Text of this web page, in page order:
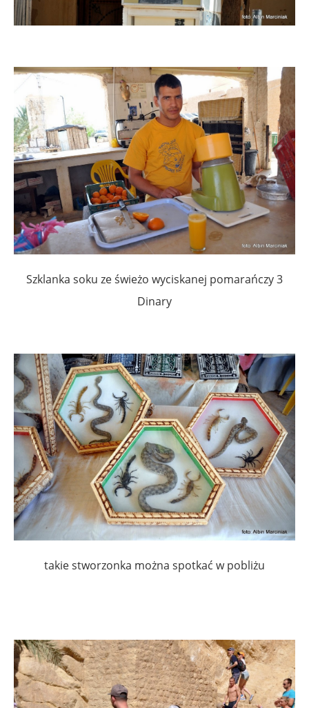
Szklanka soku ze świeżo wyciskanej pomarańczy 3
Dinary
takie stworzonka można spotkać w pobliżu